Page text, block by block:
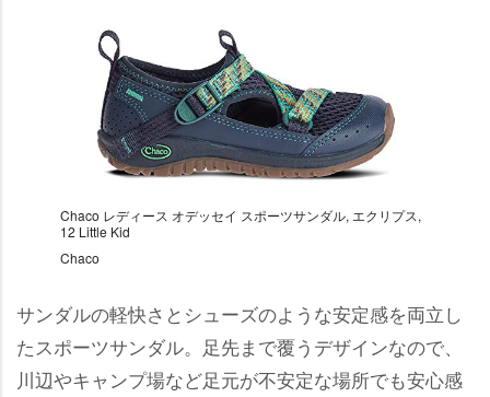
Chaco レディース オデッセイ スポーツサンダル, エクリプス,
12 Little Kid
Chaco
サンダルの軽快さとシューズのような安定感を両立し
たスポーツサンダル。足先まで覆うデザインなので、
川辺やキャンプ場など足元が不安定な場所でも安心感